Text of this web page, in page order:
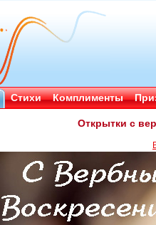
Стихи Комплименты
Открытки с